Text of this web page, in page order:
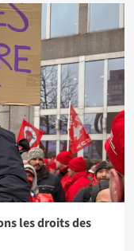
les droits des